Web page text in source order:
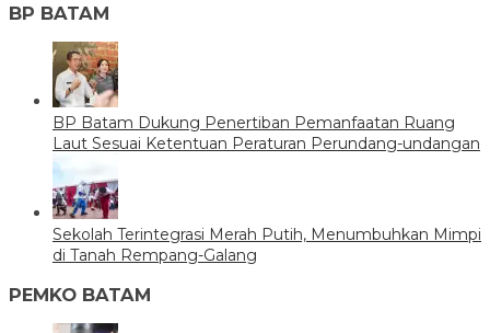
BP BATAM
BP Batam Dukung Penertiban Pemanfaatan Ruang
Laut Sesuai Ketentuan Peraturan Perundang-undangan
Sekolah Terintegrasi Merah Putih, Menumbuhkan Mimpi
di Tanah Rempang-Galang
PEMKO BATAM